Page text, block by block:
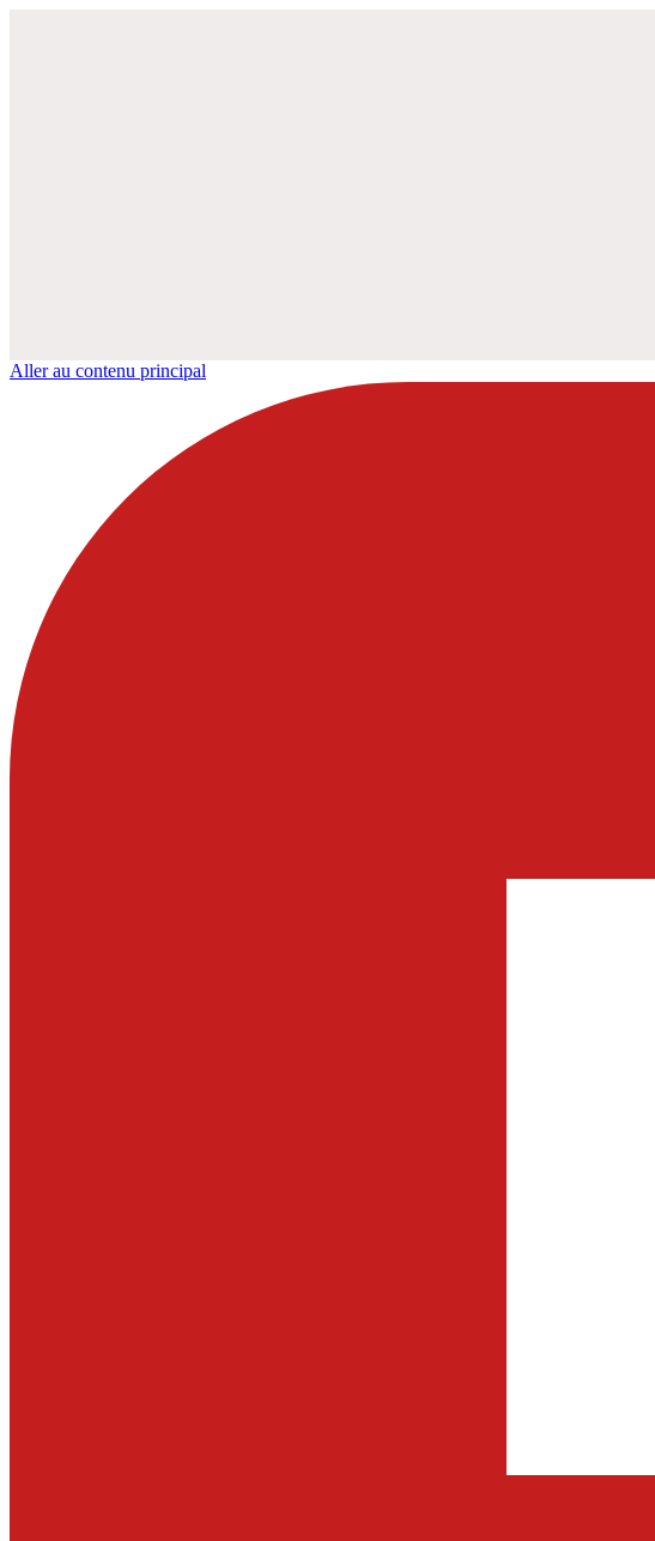
Aller au contenu principal